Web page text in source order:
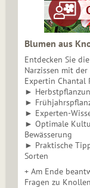
Blumen aus
Entdecken Sie
Narzissen mit
Expertin Chantal
►
►
► Experten-
► Optimale
Bewässerung
► Praktische
Sorten
+ Am Ende
Fragen zu